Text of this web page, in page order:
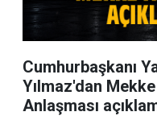
Cumhurbaşkanı
Yılmaz'dan
Anlaşması